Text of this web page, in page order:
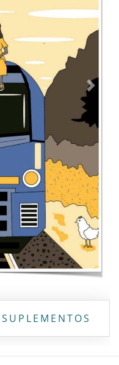
Aviso de privacidad
reservados | La Jornada